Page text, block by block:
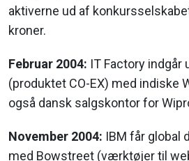
aktiverne ud af
kroner.
Februar 2004: IT Factory indgår
(produktet CO-EX) med indiske
også dansk salgskontor for
November 2004: IBM får global
med Bowstreet (værktøjer til